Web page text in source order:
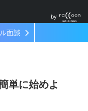
by
面談
単に始めよ